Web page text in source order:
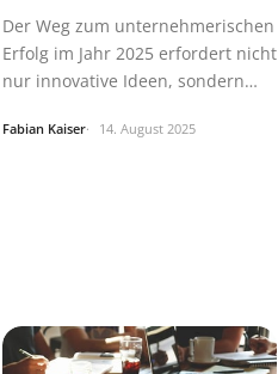
Der Weg zum unternehmerischen
Erfolg im Jahr 2025 erfordert nicht
nur innovative Ideen, sondern…
Fabian Kaiser 14. August 2025